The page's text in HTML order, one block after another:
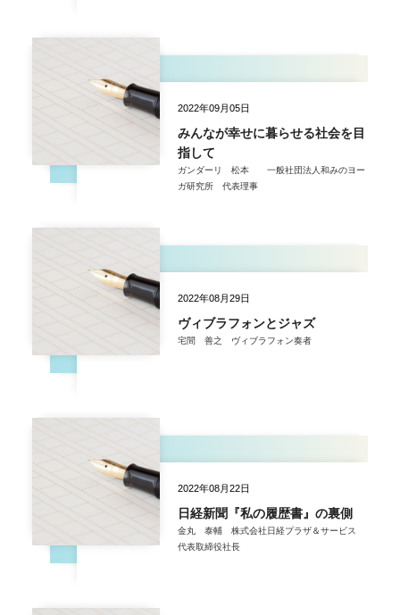
2022年09月05日
みんなが幸せに暮らせる社会を目
指して
ガンダーリ 松本 一般社団法人和みのヨー
ガ研究所 代表理事
2022年08月29日
ヴィブラフォンとジャズ
宅間 善之 ヴィブラフォン奏者
2022年08月22日
日経新聞『私の履歴書』の裏側
金丸 泰輔 株式会社日経プラザ＆サービス
代表取締役社長